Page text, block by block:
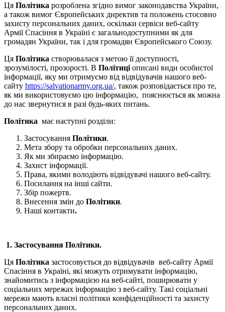
Ця Політика розроблена згідно вимог законодавства України,
а також вимог Європейських директив та положень стосовно
захисту персональних даних, оскільки сервіси веб-сайту
Армії Спасіння в Україні є загальнодоступними як для
громадян України, так і для громадян Європейського Союзу.
Ця Політика створювалася з метою її доступності,
зрозумілості, прозорості. В Політиці описані види особистої
інформації, яку ми отримуємо від відвідувачів нашого веб-
сайту https://salvationarmy.org.ua/, також розповідається про те,
як ми використовуємо цю інформацію, пояснюється як можна
до нас звернутися в разі будь-яких питань.
Політика має наступні розділи:
Застосування Політики.
Мета збору та обробки персональних даних.
Як ми збираємо інформацію.
Захист інформації.
Права, якими володіють відвідувачі нашого веб-сайту.
Посилання на інші сайти.
Збір пожертв.
Внесення змін до Політики.
Наші контакти.
1. Застосування Політики.
Ця Політика застосовується до відвідувачів веб-сайту Армії
Спасіння в Україні, які можуть отримувати інформацію,
знайомитись з інформацією на веб-сайті, поширювати у
соціальних мережах інформацію з веб-сайту. Такі соціальні
мережи мають власні політики конфіденційності та захисту
персональних даних.